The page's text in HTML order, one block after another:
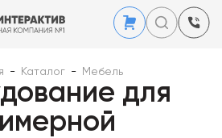
- Каталог - Мебель
для